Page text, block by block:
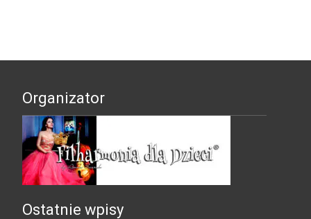
Organizator
Ostatnie wpisy